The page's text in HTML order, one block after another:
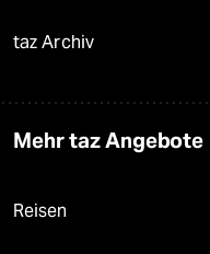
taz Archiv
Mehr taz Angebote
Reisen